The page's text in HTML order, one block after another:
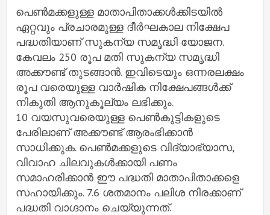
പെണ്‍മക്കളുള്ള മാതാപിതാക്കള്‍ക്കിടയില്‍
ഏറ്റവും പ്രചാരമുള്ള ദീര്‍ഘകാല നിക്ഷേപ
പദ്ധതിയാണ് സുകന്യ സമൃദ്ധി യോജന.
കേവലം 250 രൂപ മതി സുകന്യ സമൃദ്ധി
അക്കൗണ്ട് തുടങ്ങാന്‍. ഇവിടെയും ഒന്നരലക്ഷം
രൂപ വരെയുള്ള വാര്‍ഷിക നിക്ഷേപങ്ങള്‍ക്ക്
നികുതി ആനുകൂല്യം ലഭിക്കും.
10 വയസുവരെയുള്ള പെണ്‍കുട്ടികളുടെ
പേരിലാണ് അക്കൗണ്ട് ആരംഭിക്കാന്‍
സാധിക്കുക. പെണ്‍മക്കളുടെ വിദ്യാഭ്യാസ,
വിവാഹ ചിലവുകള്‍ക്കായി പണം
സമാഹരിക്കാന്‍ ഈ പദ്ധതി മാതാപിതാക്കളെ
സഹായിക്കും. 7.6 ശതമാനം പലിശ നിരക്കാണ്
പദ്ധതി വാഗ്ദാനം ചെയ്യുന്നത്.